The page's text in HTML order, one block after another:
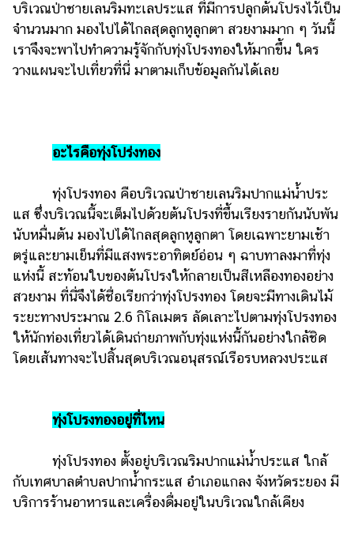
ผู้ชาย
สุขภาพ
อาหาร
ง่ายๆ
ช้อป
ปิ้ง
รถยนต์
บ้าน
และ
การ
ตกแต่ง
ราคา
น้ำมัน
บริเวณป่าชายเลนริมทะเลประแส ที่มีการปลูกต้นโปรงไว้เป็น
จำนวนมาก มองไปได้ไกลสุดลูกหูลูกตา สวยงามมาก ๆ วันนี้
เราจึงจะพาไปทำความรู้จักกับทุ่งโปรงทองให้มากขึ้น ใคร
วางแผนจะไปเที่ยวที่นี่ มาตามเก็บข้อมูลกันได้เลย
อะไรคือทุ่งโปร่งทอง
ทุ่งโปรงทอง คือบริเวณป่าชายเลนริมปากแม่น้ำประ
แส ซึ่งบริเวณนี้จะเต็มไปด้วยต้นโปรงที่ขึ้นเรียงรายกันนับพัน
นับหมื่นต้น มองไปได้ไกลสุดลูกหูลูกตา โดยเฉพาะยามเช้า
ตรู่และยามเย็นที่มีแสงพระอาทิตย์อ่อน ๆ ฉาบทาลงมาที่ทุ่ง
แห่งนี้ สะท้อนใบของต้นโปรงให้กลายเป็นสีเหลืองทองอย่าง
สวยงาม ที่นี่จึงได้ชื่อเรียกว่าทุ่งโปรงทอง โดยจะมีทางเดินไม้
ระยะทางประมาณ 2.6 กิโลเมตร ลัดเลาะไปตามทุ่งโปรงทอง
ให้นักท่องเที่ยวได้เดินถ่ายภาพกับทุ่งแห่งนี้กันอย่างใกล้ชิด
โดยเส้นทางจะไปสิ้นสุดบริเวณอนุสรณ์เรือรบหลวงประแส
ทุ่งโปรงทองอยู่ที่ไหน
ทุ่งโปรงทอง ตั้งอยู่บริเวณริมปากแม่น้ำประแส ใกล้
กับเทศบาลตำบลปากน้ำกระแส อำเภอแกลง จังหวัดระยอง มี
บริการร้านอาหารและเครื่องดื่มอยู่ในบริเวณใกล้เคียง